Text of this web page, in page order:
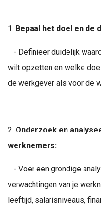
1. Bepaal het doel en de
- Definieer duidelijk
wilt opzetten en welke
de werkgever als voor de
2. Onderzoek en
werknemers:
- Voer een grondige
verwachtingen van je
leeftijd, salarisniveaus,
over
op
de
Hierdoor